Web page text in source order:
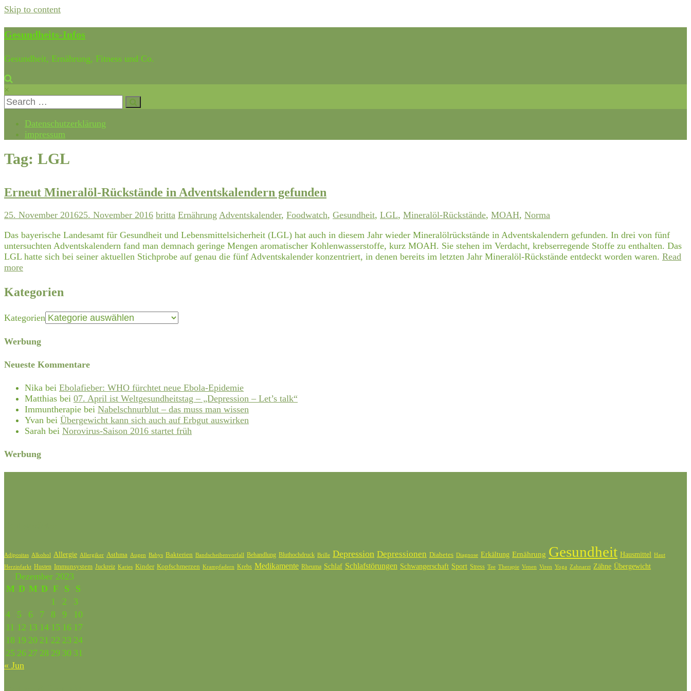
Skip to content
Gesundheits-Infos
Gesundheit, Ernährung, Fitness und Co.
×
Datenschutzerklärung
impressum
Tag: LGL
Erneut Mineralöl-Rückstände in Adventskalendern gefunden
25. November 201625. November 2016 britta Ernährung Adventskalender, Foodwatch, Gesundheit, LGL, Mineralöl-Rückstände, MOAH, Norma
Das bayerische Landesamt für Gesundheit und Lebensmittelsicherheit (LGL) hat auch in diesem Jahr wieder Mineralölrückstände in Adventskalendern gefunden. In drei von fünf
untersuchten Adventskalendern fand man demnach geringe Mengen aromatischer Kohlenwasserstoffe, kurz MOAH. Sie stehen im Verdacht, krebserregende Stoffe zu enthalten. Das
LGL hatte sich bei seiner aktuellen Stichprobe auf genau die fünf Adventskalender konzentriert, in denen bereits im letzten Jahr Mineralöl-Rückstände entdeckt worden waren. Read
more
Kategorien
Kategorien
Werbung
Neueste Kommentare
Nika bei Ebolafieber: WHO fürchtet neue Ebola-Epidemie
Matthias bei 07. April ist Weltgesundheitstag – „Depression – Let’s talk“
Immuntherapie bei Nabelschnurblut – das muss man wissen
Yvan bei Übergewicht kann sich auch auf Erbgut auswirken
Sarah bei Norovirus-Saison 2016 startet früh
Werbung
Adipositas Alkohol Allergie Allergiker Asthma Augen Babys Bakterien Bandscheibenvorfall Behandlung Bluthochdruck Brille Depression Depressionen Diabetes Diagnose Erkältung Ernährung Gesundheit Hausmittel Haut
Herzinfarkt Husten Immunsystem Juckreiz Karies Kinder Kopfschmerzen Krampfadern Krebs Medikamente Rheuma Schlaf Schlafstörungen Schwangerschaft Sport Stress Tee Therapie Venen Viren Yoga Zahnarzt Zähne Übergewicht
Dezember 2023
M D M D F S
S
1
2
3
4
5 6 7 8 9
10
11 12 13 14 15 16 17
18 19 20 21 22 23 24
25 26 27 28 29 30 31
« Jun